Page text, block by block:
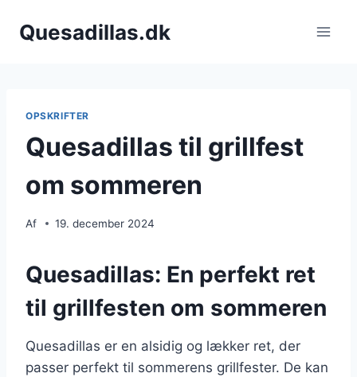
Quesadillas.dk
OPSKRIFTER
Quesadillas til grillfest
om sommeren
Af 19. december 2024
Quesadillas: En perfekt ret
til grillfesten om sommeren
Quesadillas er en alsidig og lækker ret, der
passer perfekt til sommerens grillfester. De kan